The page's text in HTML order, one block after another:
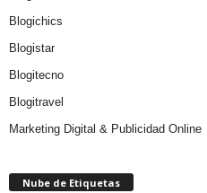
Blogichics
Blogistar
Blogitecno
Blogitravel
Marketing Digital & Publicidad Online
Nube de Etiquetas